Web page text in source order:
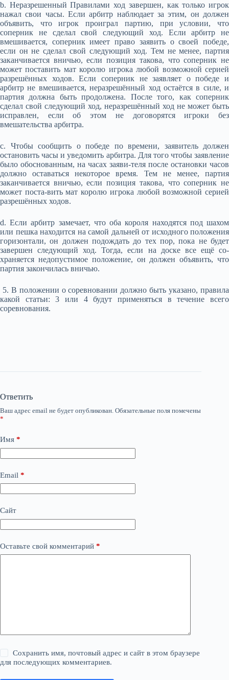
b. Неразрешенный Правилами ход завершен, как только игрок
нажал свои часы. Если арбитр наблюдает за этим, он должен
объявить, что игрок проиграл партию, при условии, что
соперник не сделал свой следующий ход. Если арбитр не
вмешивается, соперник имеет право заявить о своей победе,
если он не сделал свой следующий ход. Тем не менее, партия
заканчивается вничью, если позиция такова, что соперник не
может поставить мат королю игрока любой возможной серией
разрешённых ходов. Если соперник не заявляет о победе и
арбитр не вмешивается, неразрешённый ход остаётся в силе, и
партия должна быть продолжена. После того, как соперник
сделал свой следующий ход, неразрешённый ход не может быть
исправлен, если об этом не договорятся игроки без
вмешательства арбитра.
с. Чтобы сообщить о победе по времени, заявитель должен
остановить часы и уведомить арбитра. Для того чтобы заявление
было обоснованным, на часах заяви-теля после остановки часов
должно оставаться некоторое время. Тем не менее, партия
заканчивается вничью, если позиция такова, что соперник не
может поста-вить мат королю игрока любой возможной серией
разрешённых ходов.
d. Если арбитр замечает, что оба короля находятся под шахом
или пешка находится на самой дальней от исходного положения
горизонтали, он должен подождать до тех пор, пока не будет
завершен следующий ход. Тогда, если на доске все ещё со-
храняется недопустимое положение, он должен объявить, что
партия закончилась вничью.
5. В положении о соревновании должно быть указано, правила
какой статьи: 3 или 4 будут применяться в течение всего
соревнования.
Ответить
Ваш адрес email не будет опубликован. Обязательные поля помечены
*
Имя *
Email *
Сайт
Оставьте свой комментарий *
Сохранить имя, почтовый адрес и сайт в этом браузере
для последующих комментариев.